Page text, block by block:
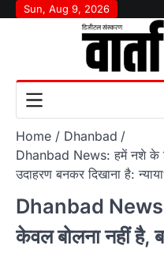
SkipSun, Aug 9, 2026
Home
Dhanbad
Dhanbad News: हमें नशे के
उदाहरण बनकर दिखाना है:
Dhanbad
केवल बोलना नहीं है,